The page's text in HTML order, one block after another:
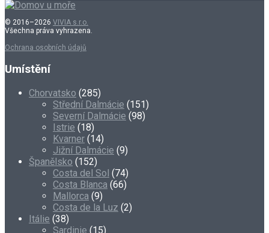
© 2016–2026 VIVIA s.r.o.
Všechna práva vyhrazena.
Ochrana osobních údajů
Umístění
Chorvatsko (285)
Střední Dalmácie (151)
Severní Dalmácie (98)
Istrie (18)
Kvarner (14)
Jižní Dalmácie (9)
Španělsko (152)
Costa del Sol (74)
Costa Blanca (66)
Mallorca (9)
Costa de la Luz (2)
Itálie (38)
Sardinie (15)